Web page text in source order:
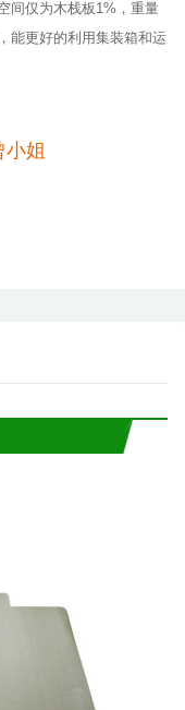
间仅为木栈板1%，重量
能更好的利用集装箱和运
姐